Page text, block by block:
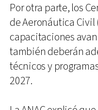
Por otra parte, los
de Aeronáutica Civil
capacitaciones
también deberán
técnicos y
2027.